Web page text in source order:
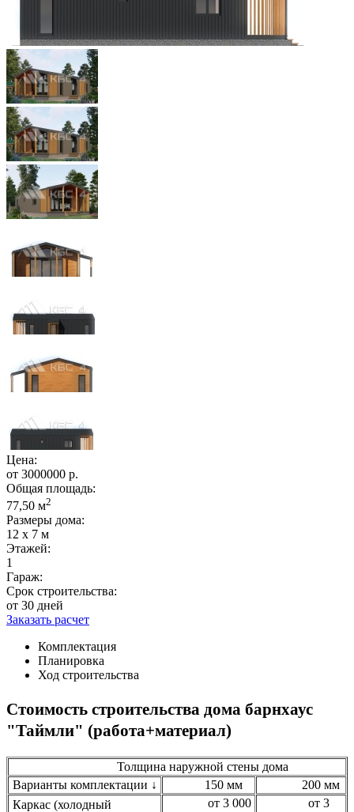
Цена:
от 3000000 р.
Общая площадь:
77,50 м2
Размеры дома:
12 х 7 м
Этажей:
1
Гараж:
Срок строительства:
от 30 дней
Заказать расчет
Комплектация
Планировка
Ход строительства
Стоимость строительства дома барнхаус
"Таймли" (работа+материал)
Толщина наружной стены дома
Варианты комплектации ↓
150 мм
200 мм
Каркас (холодный
от 3 000
от 3